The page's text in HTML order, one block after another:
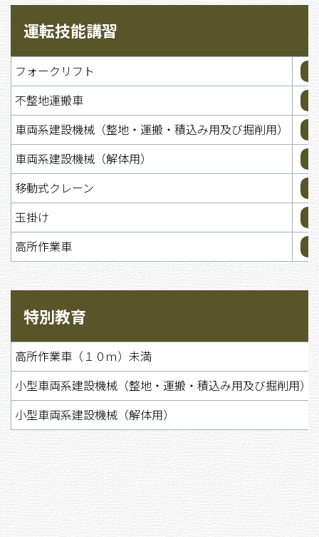
運転技能講習
フォークリフト
不整地運搬車
車両系建設機械（整地・運搬・積込み用及び掘削用）
車両系建設機械（解体用）
移動式クレーン
玉掛け
高所作業車
特別教育
高所作業車（１０ｍ）未満
小型車両系建設機械（整地・運搬・積込み用及び掘削用）
小型車両系建設機械（解体用）